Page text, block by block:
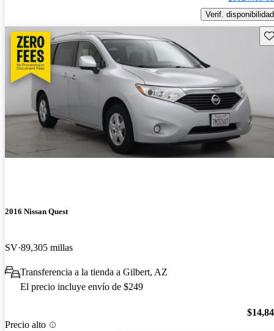
Verif. disponibilidad
2016 Nissan Quest
SV 89,305 millas
Transferencia a la tienda a Gilbert, AZ
El precio incluye envío de $249
Precio alto